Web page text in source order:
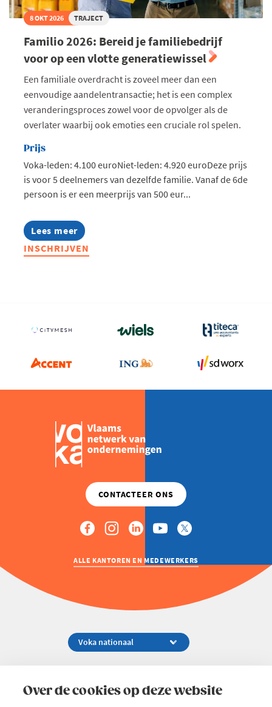
Over de cookies op deze website
8 OKT 2026 TRAJECT
Familio 2026: Bereid je familiebedrijf
voor op een vlotte generatiewissel
Een familiale overdracht is zoveel meer dan een
eenvoudige aandelentransactie; het is een complex
veranderingsproces zowel voor de opvolger als de
overlater waarbij ook emoties een cruciale rol spelen.
Prijs
Voka-leden: 4.100 euroNiet-leden: 4.920 euroDeze prijs
is voor 5 deelnemers van dezelfde familie. Vanaf de 6de
persoon is er een meerprijs van 500 eur...
Lees meer
about
Familio
2026:
vlotte
INSCHRIJVEN
ALLE KANTOREN EN MEDEWERKERS
02 229 81 11